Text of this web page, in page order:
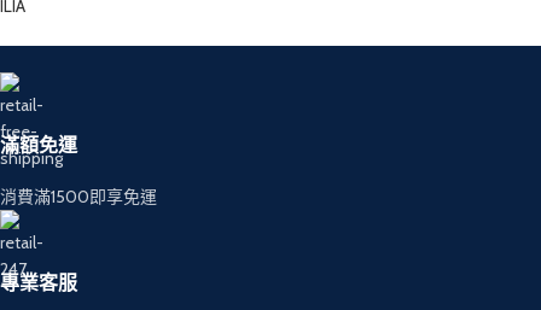
ILIA
滿額免運
消費滿1500即享免運
專業客服